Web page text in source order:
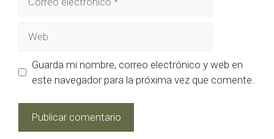
electrónico
Guarda mi nombre, correo electrónico y web en
este navegador para la próxima vez que comente.